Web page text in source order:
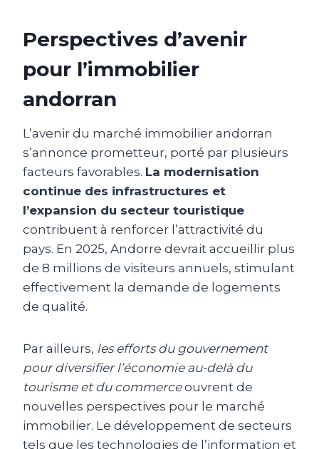
Perspectives d’avenir
pour l’immobilier
andorran
L’avenir du marché immobilier andorran
s’annonce prometteur, porté par plusieurs
facteurs favorables. La modernisation
continue des infrastructures et
l’expansion du secteur touristique
contribuent à renforcer l’attractivité du
pays. En 2025, Andorre devrait accueillir plus
de 8 millions de visiteurs annuels, stimulant
effectivement la demande de logements
de qualité.
Par ailleurs, les efforts du gouvernement
pour diversifier l’économie au-delà du
tourisme et du commerceouvrent de
nouvelles perspectives pour le marché
immobilier. Le développement de secteurs
tels que les technologies de l’information et